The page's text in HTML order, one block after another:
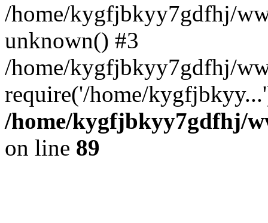
/home/kygfjbkyy7gdfhj/
unknown() #3
/home/kygfjbkyy7gdfhj/
require('/home/
/home/kygfjbkyy7gdfhj/
on line 89